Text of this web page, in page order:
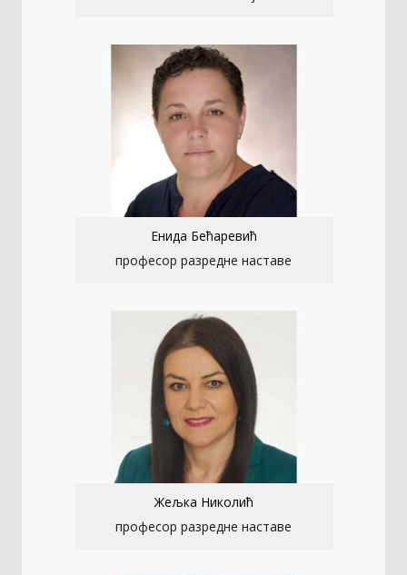
Енида Бећаревић
професор разредне наставе
Жељка Николић
професор разредне наставе